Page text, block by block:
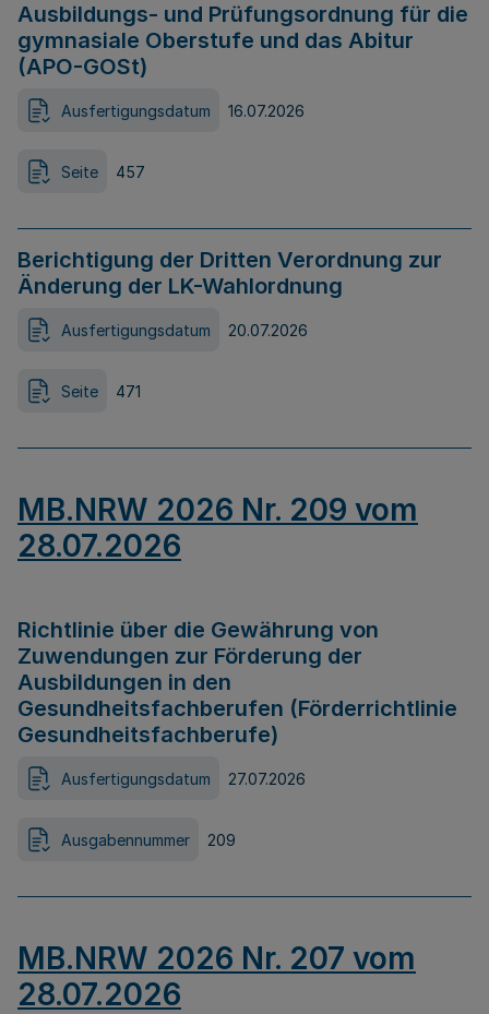
Ausbildungs- und Prüfungsordnung für die
gymnasiale Oberstufe und das Abitur
(APO-GOSt)
Ausfertigungsdatum 16.07.2026
Seite 457
Berichtigung der Dritten Verordnung zur
Änderung der LK-Wahlordnung
Ausfertigungsdatum 20.07.2026
Seite 471
MB.NRW 2026 Nr. 209 vom
28.07.2026
Richtlinie über die Gewährung von
Zuwendungen zur Förderung der
Ausbildungen in den
Gesundheitsfachberufen (Förderrichtlinie
Gesundheitsfachberufe)
Ausfertigungsdatum 27.07.2026
Ausgabennummer 209
MB.NRW 2026 Nr. 207 vom
28.07.2026